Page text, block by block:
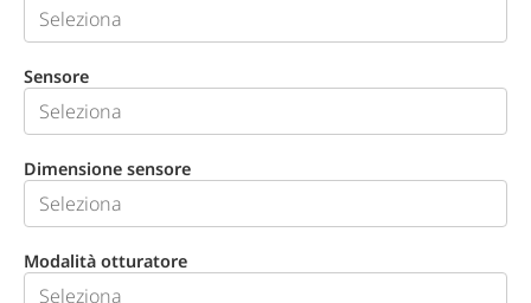
Sensore
Dimensione sensore
Modalità otturatore